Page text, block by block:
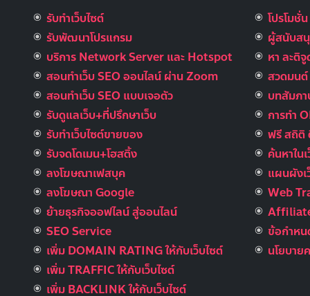
รับทำเว็บไซต์
รับพัฒนาโปรแกรม
บริการ Network Server และ Hotspot
สอนทำเว็บ SEO ออนไลน์ ผ่าน Zoom
สอนทำเว็บ SEO แบบเจอตัว
รับดูแลเว็บ+ที่ปรึกษาเว็บ
รับทําเว็บไซต์ขายของ
รับจดโดเมน+โฮสติ้ง
ลงโฆษณาเฟสบุค
ลงโฆษณา Google
ย้ายธุรกิจออฟไลน์ สู่ออนไลน์
SEO Service
เพิ่ม DOMAIN RATING ให้กับเว็บไซต์
เพิ่ม TRAFFIC ให้กับเว็บไซต์
เพิ่ม BACKLINK ให้กับเว็บไซต์
โปรโมชั่
ผู้สนับส
หา ละติ
สวดมน
บทสัมภ
การทำ
ฟรี สถิติ
ค้นหาใน
แผนผังเ
Web
Affiliate
ข้อกำหน
นโยบาย